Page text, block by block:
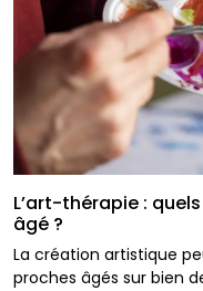
L’art-thérapie :
âgé ?
La création artistique
proches âgés sur bien